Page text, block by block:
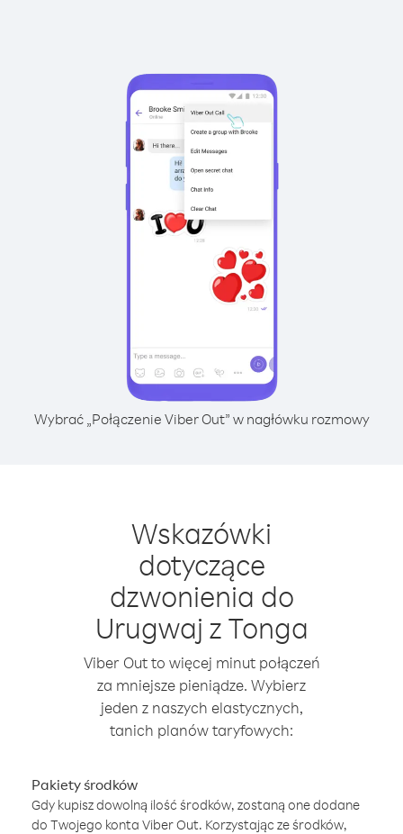
Wybrać „Połączenie Viber Out” w nagłówku rozmowy
Wskazówki
dotyczące
dzwonienia do
Urugwaj z Tonga
Viber Out to więcej minut połączeń
za mniejsze pieniądze. Wybierz
jeden z naszych elastycznych,
tanich planów taryfowych:
Pakiety środków
Gdy kupisz dowolną ilość środków, zostaną one dodane
do Twojego konta Viber Out. Korzystając ze środków,